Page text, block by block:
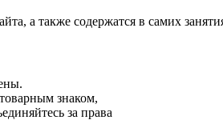
знаком,
за права